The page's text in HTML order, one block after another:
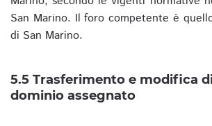
San Marino. Il foro competente è
di San Marino.
5.5 Trasferimento e modifica
dominio assegnato